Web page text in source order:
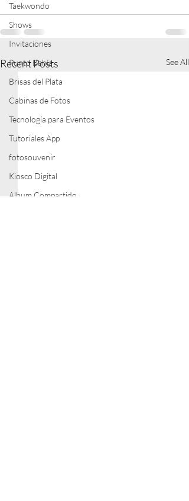
Taekwondo
Shows
Invitaciones
Punto Bahía
Brisas del Plata
Cabinas de Fotos
Tecnología para Eventos
Tutoriales App
fotosouvenir
Kiosco Digital
Album Compartido
Recent Posts See All